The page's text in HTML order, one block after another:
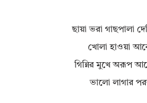
ছায়া ভরা গাছপালা
খোলা হাওয়া
গিন্নির মুখে অরূপ
ভালো লাগার